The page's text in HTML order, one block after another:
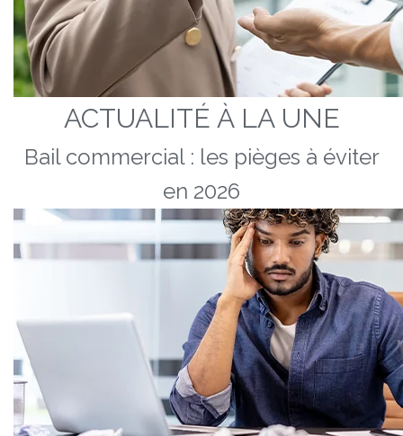
ACTUALITÉ À LA UNE
Bail commercial : les pièges à éviter
en 2026